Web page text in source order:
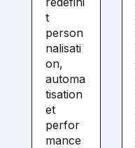
t
person
nalisati
on,
automa
tisation
et
perfor
mance